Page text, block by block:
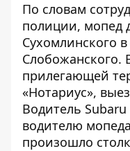
По словам
полиции, мопед
Сухомлинского
Слобожанского.
прилегающей
«Нотариус»,
Водитель Subaru
водителю
произошло